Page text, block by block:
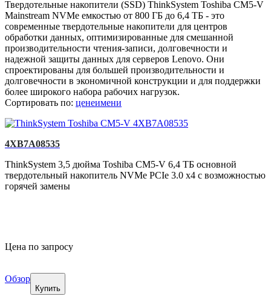
Твердотельные накопители (SSD) ThinkSystem Toshiba CM5-V
Mainstream NVMe емкостью от 800 ГБ до 6,4 ТБ - это
современные твердотельные накопители для центров
обработки данных, оптимизированные для смешанной
производительности чтения-записи, долговечности и
надежной защиты данных для серверов Lenovo. Они
спроектированы для большей производительности и
долговечности в экономичной конструкции и для поддержки
более широкого набора рабочих нагрузок.
Сортировать по: ценеимени
4XB7A08535
ThinkSystem 3,5 дюйма Toshiba CM5-V 6,4 ТБ основной
твердотельный накопитель NVMe PCIe 3.0 x4 с возможностью
горячей замены
Цена по запросу
Обзор
Купить